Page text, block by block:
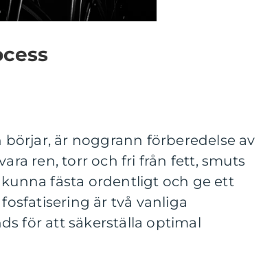
är noggrann förberedelse av
ren, torr och fri från fett, smuts
fästa ordentligt och ge ett
är två vanliga
för att säkerställa optimal